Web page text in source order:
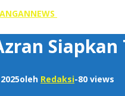
oleh Redaksi-80 views